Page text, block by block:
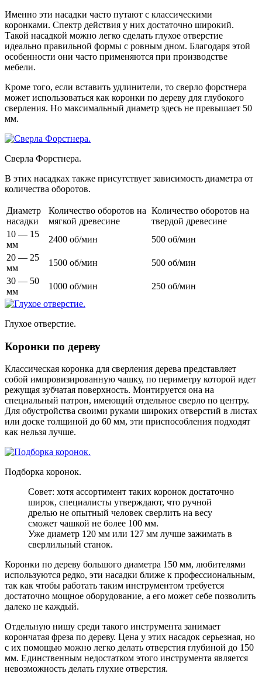
Именно эти насадки часто путают с классическими
коронками. Спектр действия у них достаточно широкий.
Такой насадкой можно легко сделать глухое отверстие
идеально правильной формы с ровным дном. Благодаря этой
особенности они часто применяются при производстве
мебели.
Кроме того, если вставить удлинители, то сверло форстнера
может использоваться как коронки по дереву для глубокого
сверления. Но максимальный диаметр здесь не превышает 50
мм.
Сверла Форстнера.
В этих насадках также присутствует зависимость диаметра от
количества оборотов.
Диаметр
насадки
Количество оборотов на
мягкой древесине
Количество оборотов на
твердой древесине
10 — 15
мм
2400 об/мин
500 об/мин
20 — 25
мм
1500 об/мин
500 об/мин
30 — 50
мм
1000 об/мин 250 об/мин
Глухое отверстие.
Коронки по дереву
Классическая коронка для сверления дерева представляет
собой импровизированную чашку, по периметру которой идет
режущая зубчатая поверхность. Монтируется она на
специальный патрон, имеющий отдельное сверло по центру.
Для обустройства своими руками широких отверстий в листах
или доске толщиной до 60 мм, эти приспособления подходят
как нельзя лучше.
Подборка коронок.
Совет: хотя ассортимент таких коронок достаточно
широк, специалисты утверждают, что ручной
дрелью не опытный человек сверлить на весу
сможет чашкой не более 100 мм.
Уже диаметр 120 мм или 127 мм лучше зажимать в
сверлильный станок.
Коронки по дереву большого диаметра 150 мм, любителями
используются редко, эти насадки ближе к профессиональным,
так как чтобы работать таким инструментом требуется
достаточно мощное оборудование, а его может себе позволить
далеко не каждый.
Отдельную нишу среди такого инструмента занимает
корончатая фреза по дереву. Цена у этих насадок серьезная, но
с их помощью можно легко делать отверстия глубиной до 150
мм. Единственным недостатком этого инструмента является
невозможность делать глухие отверстия.